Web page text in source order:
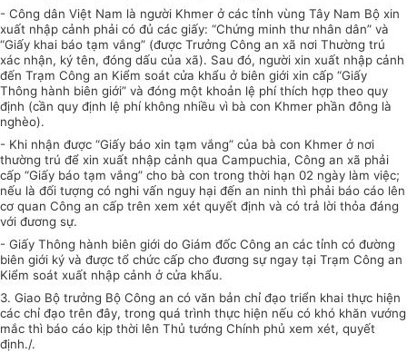
- Công dân Việt Nam là người Khmer ở các tỉnh vùng Tây Nam Bộ xin
xuất nhập cảnh phải có đủ các giấy: “Chứng minh thư nhân dân” và
“Giấy khai báo tạm vắng” (được Trưởng Công an xã nơi Thường trú
xác nhận, ký tên, đóng dấu của xã). Sau đó, người xin xuất nhập cảnh
đến Trạm Công an Kiểm soát cửa khẩu ở biên giới xin cấp “Giấy
Thông hành biên giới” và đóng một khoản lệ phí thích hợp theo quy
định (cần quy định lệ phí không nhiều vì bà con Khmer phần đông là
nghèo).
- Khi nhận được “Giấy báo xin tạm vắng” của bà con Khmer ở nơi
thường trú để xin xuất nhập cảnh qua Campuchia, Công an xã phải
cấp “Giấy báo tạm vắng” cho bà con trong thời hạn 02 ngày làm việc;
nếu là đối tượng có nghi vấn nguy hại đến an ninh thì phải báo cáo lên
cơ quan Công an cấp trên xem xét quyết định và có trả lời thỏa đáng
với đương sự.
- Giấy Thông hành biên giới do Giám đốc Công an các tỉnh có đường
biên giới ký và được tổ chức cấp cho đương sự ngay tại Trạm Công an
Kiểm soát xuất nhập cảnh ở cửa khẩu.
3. Giao Bộ trưởng Bộ Công an có văn bản chỉ đạo triển khai thực hiện
các chỉ đạo trên đây, trong quá trình thực hiện nếu có khó khăn vướng
mắc thì báo cáo kịp thời lên Thủ tướng Chính phủ xem xét, quyết
định./.